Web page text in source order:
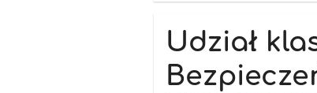
Udział